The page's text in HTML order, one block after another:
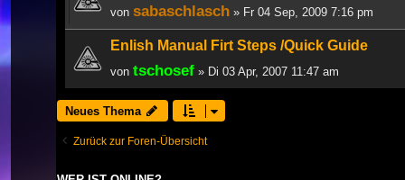
von sabaschlasch » Fr 04 Sep, 2009 7:16 pm
Enlish Manual Firt Steps /Quick Guide
von tschosef » Di 03 Apr, 2007 11:47 am
Neues Thema
Zurück zur Foren-Übersicht